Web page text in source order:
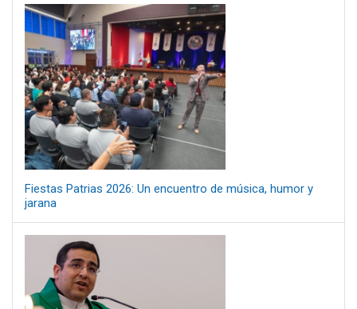
Fiestas Patrias 2026: Un encuentro de música, humor y
jarana